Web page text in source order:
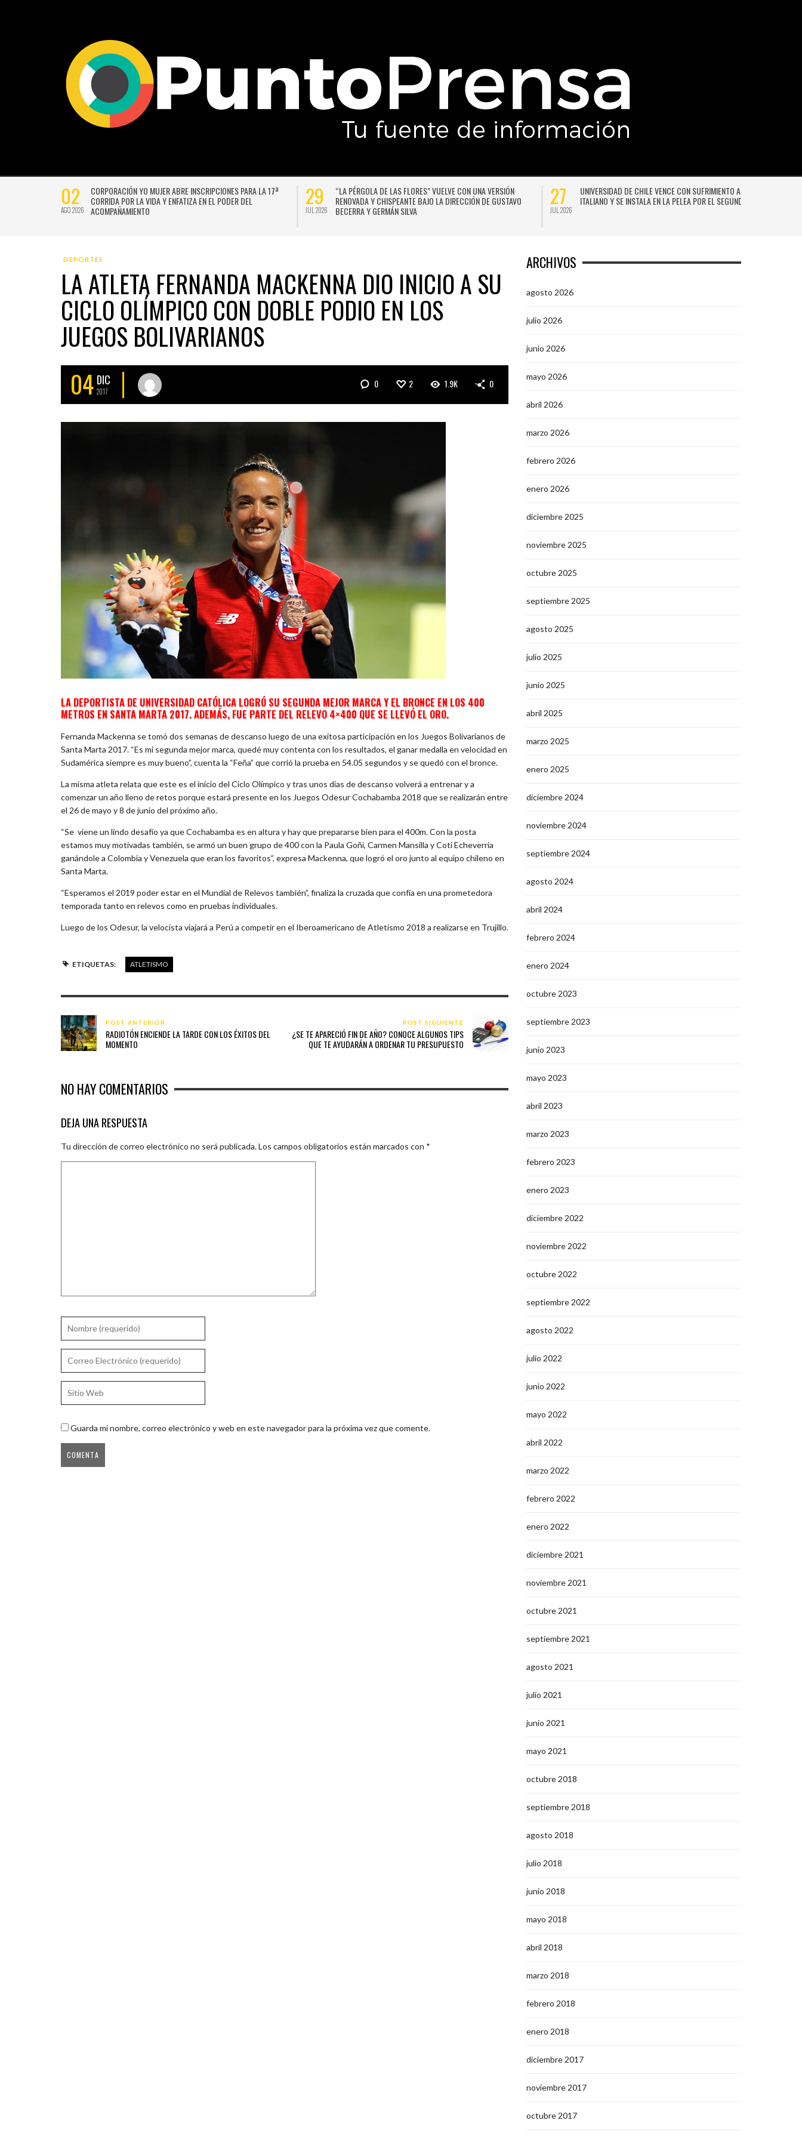
02
AGO 2026
CORPORACIÓN YO MUJER ABRE INSCRIPCIONES PARA LA 17ª
CORRIDA POR LA VIDA Y ENFATIZA EN EL PODER DEL
ACOMPAÑAMIENTO
29
JUL 2026
“LA PÉRGOLA DE LAS FLORES” VUELVE CON UNA VERSIÓN
RENOVADA Y CHISPEANTE BAJO LA DIRECCIÓN DE GUSTAVO
BECERRA Y GERMÁN SILVA
27
JUL 2026
UNIVERSIDAD DE CHILE VENCE CON SUFRIMIENTO A AUDAX
ITALIANO Y SE INSTALA EN LA PELEA POR EL SEGUNDO LUGAR
DEPORTES
LA ATLETA FERNANDA MACKENNA DIO INICIO A SU
CICLO OLÍMPICO CON DOBLE PODIO EN LOS
JUEGOS BOLIVARIANOS
04 DIC
2017
0 2 1.9K 0
LA DEPORTISTA DE UNIVERSIDAD CATÓLICA LOGRÓ SU SEGUNDA MEJOR MARCA Y EL BRONCE EN LOS 400
METROS EN SANTA MARTA 2017. ADEMÁS, FUE PARTE DEL RELEVO 4×400 QUE SE LLEVÓ EL ORO.
Fernanda Mackenna se tomó dos semanas de descanso luego de una exitosa participación en los Juegos Bolivarianos de
Santa Marta 2017. “Es mi segunda mejor marca, quedé muy contenta con los resultados, el ganar medalla en velocidad en
Sudamérica siempre es muy bueno”, cuenta la “Feña” que corrió la prueba en 54.05 segundos y se quedó con el bronce.
La misma atleta relata que este es el inicio del Ciclo Olímpico y tras unos días de descanso volverá a entrenar y a
comenzar un año lleno de retos porque estará presente en los Juegos Odesur Cochabamba 2018 que se realizarán entre
el 26 de mayo y 8 de junio del próximo año.
“Se viene un lindo desafío ya que Cochabamba es en altura y hay que prepararse bien para el 400m. Con la posta
estamos muy motivadas también, se armó un buen grupo de 400 con la Paula Goñi, Carmen Mansilla y Coti Echeverria
ganándole a Colombia y Venezuela que eran los favoritos”, expresa Mackenna, que logró el oro junto al equipo chileno en
Santa Marta.
“Esperamos el 2019 poder estar en el Mundial de Relevos también”, finaliza la cruzada que confía en una prometedora
temporada tanto en relevos como en pruebas individuales.
Luego de los Odesur, la velocista viajará a Perú a competir en el Iberoamericano de Atletismo 2018 a realizarse en Trujillo.
ETIQUETAS: ATLETISMO
POST ANTERIOR
RADIOTÓN ENCIENDE LA TARDE CON LOS ÉXITOS DEL
MOMENTO
POST SIGUIENTE
¿SE TE APARECIÓ FIN DE AÑO? CONOCE ALGUNOS TIPS
QUE TE AYUDARÁN A ORDENAR TU PRESUPUESTO
NO HAY COMENTARIOS
DEJA UNA RESPUESTA
Tu dirección de correo electrónico no será publicada.Los campos obligatorios están marcados con *
Guarda mi nombre, correo electrónico y web en este navegador para la próxima vez que comente.
ARCHIVOS
agosto 2026
julio 2026
junio 2026
mayo 2026
abril 2026
marzo 2026
febrero 2026
enero 2026
diciembre 2025
noviembre 2025
octubre 2025
septiembre 2025
agosto 2025
julio 2025
junio 2025
abril 2025
marzo 2025
enero 2025
diciembre 2024
noviembre 2024
septiembre 2024
agosto 2024
abril 2024
febrero 2024
enero 2024
octubre 2023
septiembre 2023
junio 2023
mayo 2023
abril 2023
marzo 2023
febrero 2023
enero 2023
diciembre 2022
noviembre 2022
octubre 2022
septiembre 2022
agosto 2022
julio 2022
junio 2022
mayo 2022
abril 2022
marzo 2022
febrero 2022
enero 2022
diciembre 2021
noviembre 2021
octubre 2021
septiembre 2021
agosto 2021
julio 2021
junio 2021
mayo 2021
octubre 2018
septiembre 2018
agosto 2018
julio 2018
junio 2018
mayo 2018
abril 2018
marzo 2018
febrero 2018
enero 2018
diciembre 2017
noviembre 2017
octubre 2017